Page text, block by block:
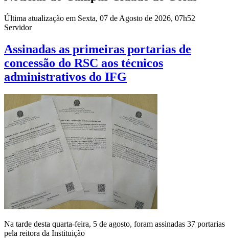
Última atualização em Sexta, 07 de Agosto de 2026, 07h52
Servidor
Assinadas as primeiras portarias de
concessão do RSC aos técnicos
administrativos do IFG
Na tarde desta quarta-feira, 5 de agosto, foram assinadas 37 portarias
pela reitora da Instituição